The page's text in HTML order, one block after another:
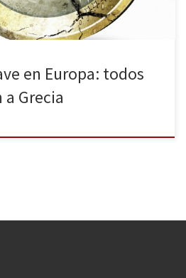
en Europa: todos
Grecia